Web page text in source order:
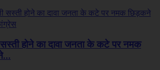
होने का दावा जनता के कटे पर नमक